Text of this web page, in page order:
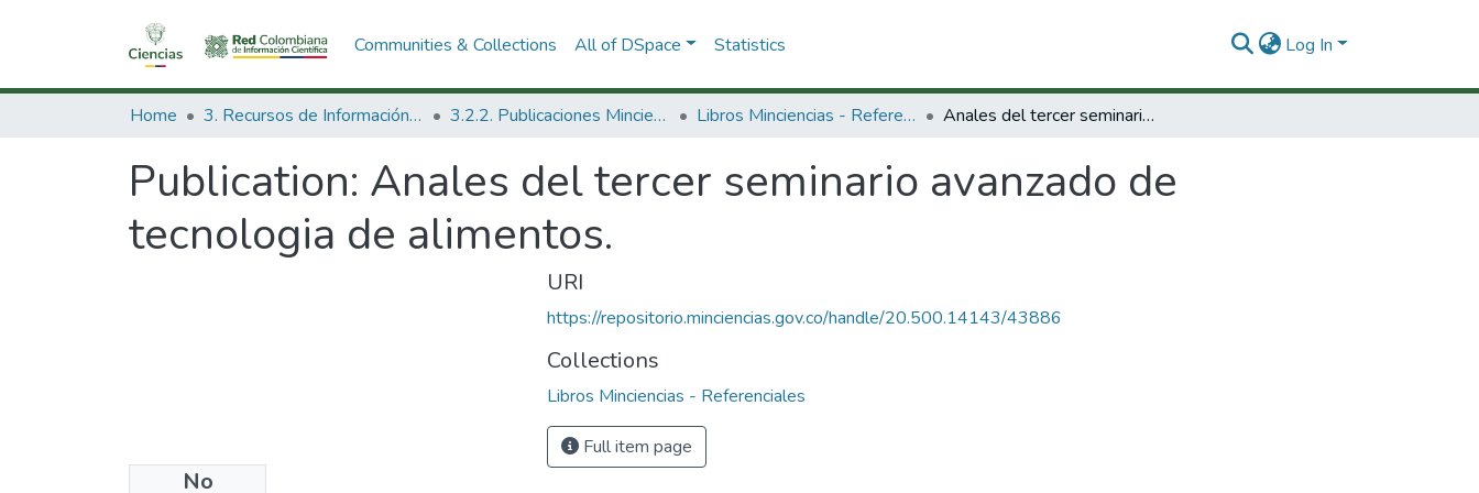
Communities & Collections All of DSpace Statistics Log In
Home 3. Recursos de Información Científica y Tecnológica 3.2.2. Publicaciones Minciencias Libros Minciencias - Referenciales Anales del tercer seminario avanzado de tecnologia de alimentos.
Publication: Anales del tercer seminario avanzado de
tecnologia de alimentos.
No
URI
https://repositorio.minciencias.gov.co/handle/20.500.14143/43886
Collections
Libros Minciencias - Referenciales
Full item page